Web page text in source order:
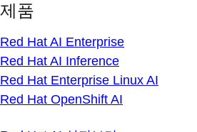
제품
Red Hat AI Enterprise
Red Hat AI Inference
Red Hat Enterprise Linux AI
Red Hat OpenShift AI